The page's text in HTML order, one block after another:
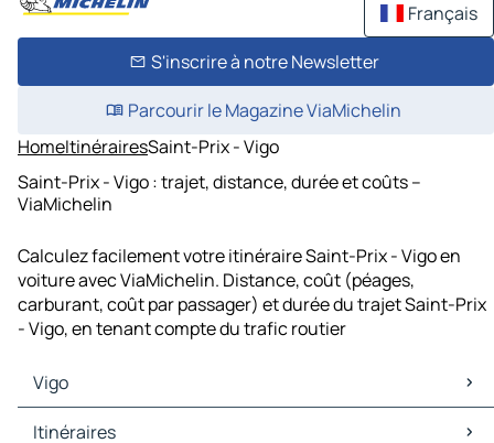
Français
S'inscrire à notre Newsletter
Parcourir le Magazine ViaMichelin
HomeItinérairesSaint-Prix - Vigo
Saint-Prix - Vigo : trajet, distance, durée et coûts –
ViaMichelin
Calculez facilement votre itinéraire Saint-Prix - Vigo en
voiture avec ViaMichelin. Distance, coût (péages,
carburant, coût par passager) et durée du trajet Saint-Prix
- Vigo, en tenant compte du trafic routier
Vigo
Vigo Cartes et plans
Itinéraires